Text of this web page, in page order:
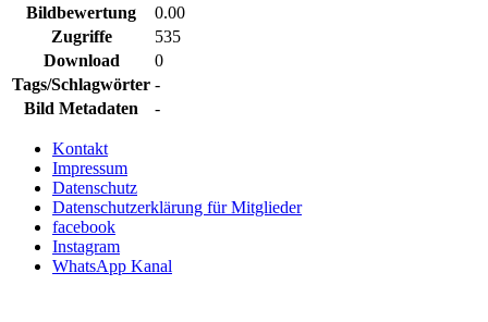
Bildbewertung
0.00
Zugriffe
535
Download
0
Tags/Schlagwörter -
Bild Metadaten
-
Kontakt
Impressum
Datenschutz
Datenschutzerklärung für Mitglieder
facebook
Instagram
WhatsApp Kanal